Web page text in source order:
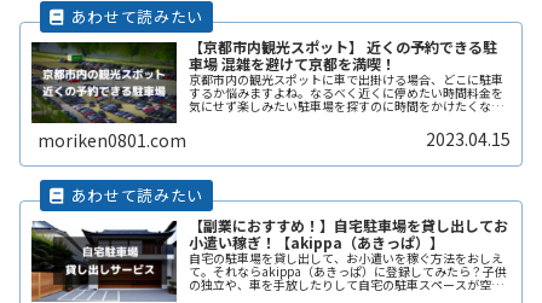
【京都市内観光スポット】 近くの予約できる駐
車場 混雑を避けて京都を満喫！
京都市内の観光スポットに車で出掛ける場合、どこに駐車
するか悩みますよね。なるべく近くに停めたい時間料金を
気にせず楽しみたい駐車場を探すのに時間をかけたくない
自由に入出庫がしたい帰りは渋滞を避けてスムーズに帰り
たいここでは、京都市内の観光スポReadMore...
moriken0801.com 2023.04.15
【副業におすすめ！】自宅駐車場を貸し出してお
小遣い稼ぎ！【akippa（あきっぱ）】
自宅の駐車場を貸し出して、お小遣いを稼ぐ方法をおしえ
て。それならakippa（あきっぱ）に登録してみたら？子供
の独立や、車を手放したりして自宅の駐車スペースが空い